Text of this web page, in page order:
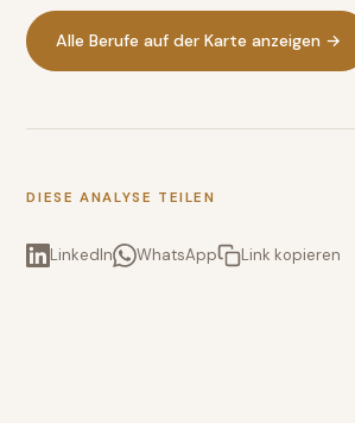
Alle Berufe auf der Karte anzeigen →
DIESE ANALYSE TEILEN
LinkedIn WhatsApp Link kopieren